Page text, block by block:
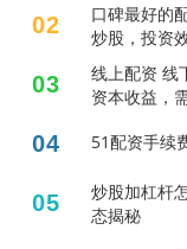
02
口碑最好的
炒股，投资
03
线上配资 线
资本收益，
04 51配资手续
05
炒股加杠杆
态揭秘